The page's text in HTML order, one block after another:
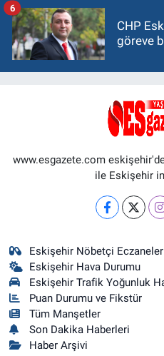
CHP
göreve
6
www.esgazete.com
ile Eskişehir
Eskişehir Nöbetçi Eczaneler
Eskişehir Hava Durumu
Eskişehir Trafik Yoğunluk
Puan Durumu ve Fikstür
Tüm Manşetler
Son Dakika Haberleri
Haber Arşivi